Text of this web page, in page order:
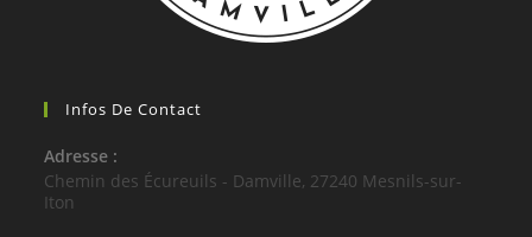
Infos De Contact
Adresse :
Chemin des Écureuils - Damville, 27240 Mesnils-sur-
Iton